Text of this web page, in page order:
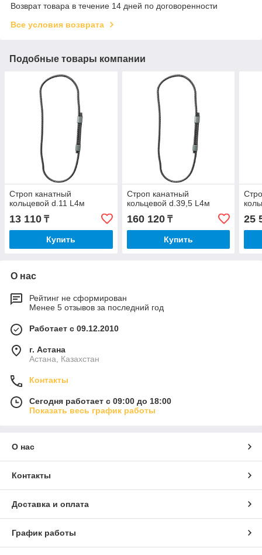
Возврат товара в течение 14 дней по договоренности
Все условия возврата
Подобные товары компании
Строп канатный
кольцевой d.11 L4м
13 110 ₸
Купить
Строп канатный
кольцевой d.39,5 L4м
160 120₸
Купить
25
О нас
Рейтинг не сформирован
Менее 5 отзывов за последний год
Работает с 09.12.2010
г. Астана
Астана, Казахстан
Контакты
Сегодня работает с 09:00 до 18:00
Показать весь график работы
О нас
Контакты
Доставка и оплата
График работы